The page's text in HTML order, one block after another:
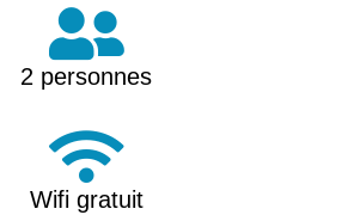

2 personnes

Wifi gratuit